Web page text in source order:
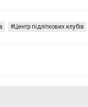
Центр підліткових клубів